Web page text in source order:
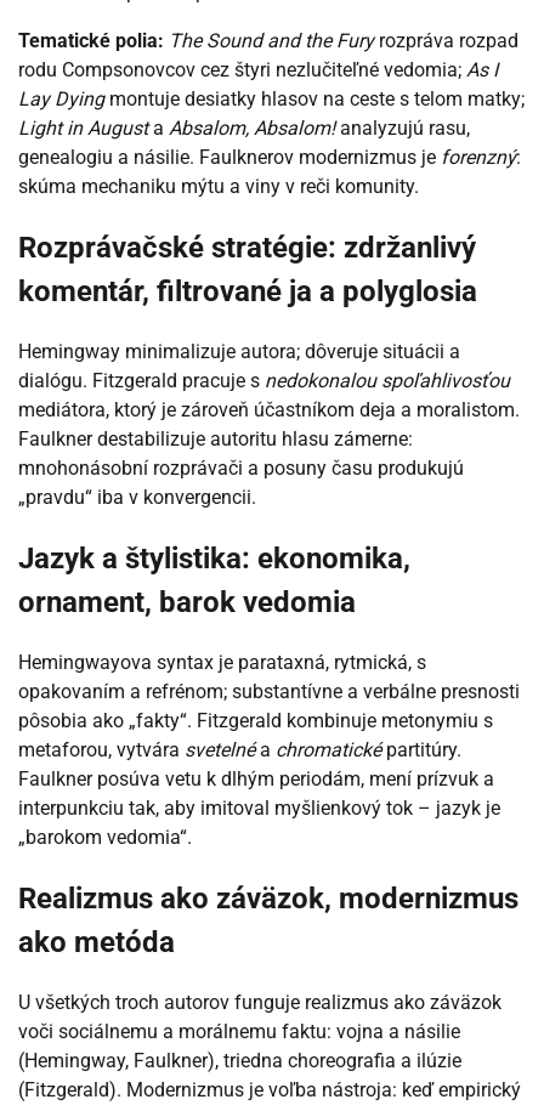
Tematické polia: The Sound and the Furyrozpráva rozpad
rodu Compsonovcov cez štyri nezlučiteľné vedomia; As I
Lay Dyingmontuje desiatky hlasov na ceste s telom matky;
Light in Augusta Absalom, Absalom!analyzujú rasu,
genealogiu a násilie. Faulknerov modernizmus je forenzný:
skúma mechaniku mýtu a viny v reči komunity.
Rozprávačské stratégie: zdržanlivý
komentár, filtrované ja a polyglosia
Hemingway minimalizuje autora; dôveruje situácii a
dialógu. Fitzgerald pracuje s nedokonalou spoľahlivosťou
mediátora, ktorý je zároveň účastníkom deja a moralistom.
Faulkner destabilizuje autoritu hlasu zámerne:
mnohonásobní rozprávači a posuny času produkujú
„pravdu“ iba v konvergencii.
Jazyk a štylistika: ekonomika,
ornament, barok vedomia
Hemingwayova syntax je parataxná, rytmická, s
opakovaním a refrénom; substantívne a verbálne presnosti
pôsobia ako „fakty“. Fitzgerald kombinuje metonymiu s
metaforou, vytvára svetelnéa chromaticképartitúry.
Faulkner posúva vetu k dlhým periodám, mení prízvuk a
interpunkciu tak, aby imitoval myšlienkový tok – jazyk je
„barokom vedomia“.
Realizmus ako záväzok, modernizmus
ako metóda
U všetkých troch autorov funguje realizmus ako záväzok
voči sociálnemu a morálnemu faktu: vojna a násilie
(Hemingway, Faulkner), triedna choreografia a ilúzie
(Fitzgerald). Modernizmus je voľba nástroja: keď empirický